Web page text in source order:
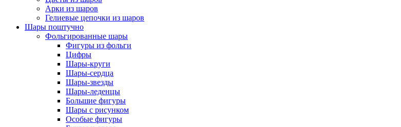
Арки из шаров
Гелиевые цепочки из шаров
Шары поштучно
Фольгированные шары
Фигуры из фольги
Цифры
Шары-круги
Шары-сердца
Шары-звезды
Шары-леденцы
Большие фигуры
Шары с рисунком
Особые фигуры